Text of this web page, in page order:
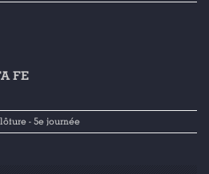
FE
- 5e journée